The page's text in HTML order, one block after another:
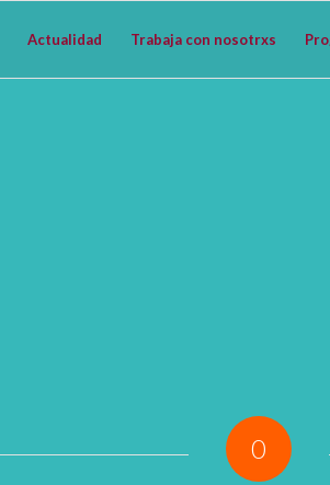
Actualidad Trabaja con nosotrxs
0